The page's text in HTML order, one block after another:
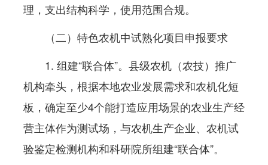
理，支出结构科学，使用范围合规。
（二）特色农机中试熟化项目申报要求
1. 组建“联合体”。县级农机（农技）推广
机构牵头，根据本地农业发展需求和农机化短
板，确定至少4个能打造应用场景的农业生产经
营主体作为测试场，与农机生产企业、农机试
验鉴定检测机构和科研院所组建“联合体”。